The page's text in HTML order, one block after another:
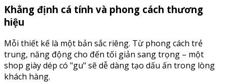
Khẳng định cá tính và phong cách thương
hiệu
Mỗi thiết kế là một bản sắc riêng. Từ phong cách trẻ
trung, năng động cho đến tối giản sang trọng – một
shop giày dép có "gu" sẽ dễ dàng tạo dấu ấn trong lòng
khách hàng.